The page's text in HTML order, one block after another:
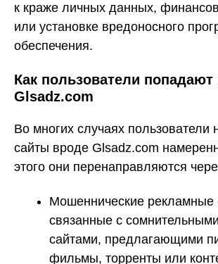
к краже личных данных,
или установке вредоносного
обеспечения.
Как пользователи попадают
Glsadz.com
Во многих случаях
сайты вроде Glsadz.com
этого они перенаправляются
Мошеннические рекламные
связанные с
сайтами, предлагающими
фильмы, торренты или